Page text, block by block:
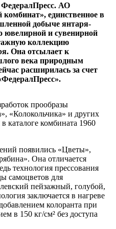
АО
единственное в
добыче янтаря-
ювелирной и сувенирной
коллекцию
Она отсылает к
века природным
расширилась за счет
прообразы
«Колокольчика» и других
комбината 1960
появились «Цветы»,
Она отличается
технология прессования
самоцветов для
пейзажный, голубой,
заключается в нагреве
колоранта при
в 150 кг/см² без доступа